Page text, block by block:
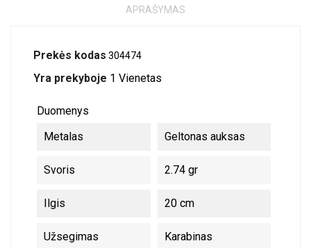
APRAŠYMAS
Prekės kodas 304474
Yra prekyboje 1 Vienetas
Duomenys
Metalas
Geltonas auksas
Svoris 2.74 gr
Ilgis 20 cm
Užsegimas Karabinas